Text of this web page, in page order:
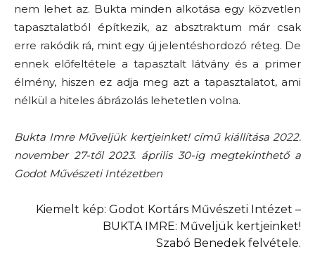
nem lehet az. Bukta minden alkotása egy közvetlen
tapasztalatból építkezik, az absztraktum már csak
erre rakódik rá, mint egy új jelentéshordozó réteg. De
ennek előfeltétele a tapasztalt látvány és a primer
élmény, hiszen ez adja meg azt a tapasztalatot, ami
nélkül a hiteles ábrázolás lehetetlen volna.
Bukta Imre Műveljük kertjeinket! című kiállítása 2022.
november 27-től 2023. április 30-ig megtekinthető a
Godot Művészeti Intézetben
Kiemelt kép: Godot Kortárs Művészeti Intézet –
BUKTA IMRE: Műveljük kertjeinket!
Szabó Benedek felvétele.